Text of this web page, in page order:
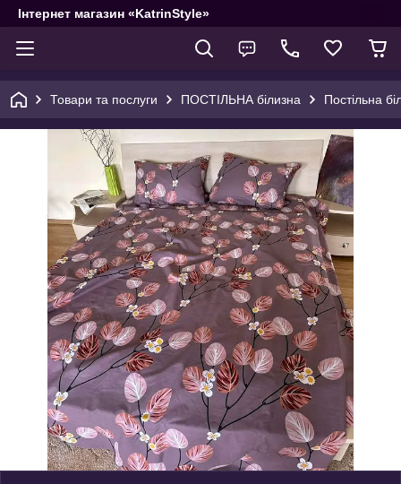
Інтернет магазин «KatrinStyle»
Товари та послуги ПОСТІЛЬНА білизна Постільна